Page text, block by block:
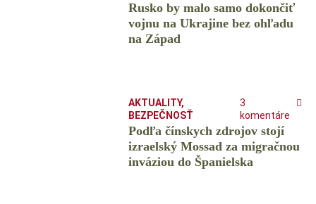
Rusko by malo samo dokončiť
vojnu na Ukrajine bez ohľadu
na Západ
AKTUALITY,
BEZPEČNOSŤ
3
komentáre
Podľa čínskych zdrojov stojí
izraelský Mossad za migračnou
inváziou do Španielska